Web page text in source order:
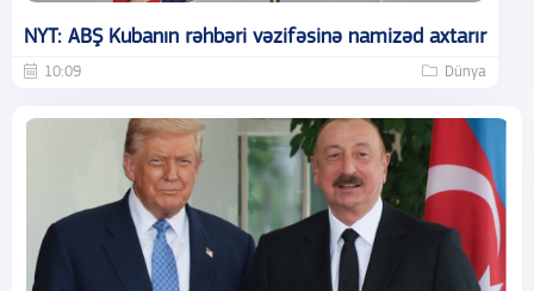
NYT: ABŞ Kubanın rəhbəri vəzifəsinə namizəd axtarır
10:09 Dünya